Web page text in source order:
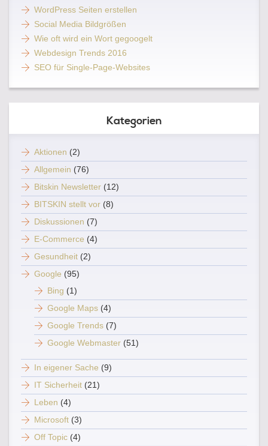
WordPress Seiten erstellen
Social Media Bildgrößen
Wie oft wird ein Wort gegoogelt
Webdesign Trends 2016
SEO für Single-Page-Websites
Kategorien
Aktionen (2)
Allgemein (76)
Bitskin Newsletter (12)
BITSKIN stellt vor (8)
Diskussionen (7)
E-Commerce (4)
Gesundheit (2)
Google (95)
Bing (1)
Google Maps (4)
Google Trends (7)
Google Webmaster (51)
In eigener Sache (9)
IT Sicherheit (21)
Leben (4)
Microsoft (3)
Off Topic (4)